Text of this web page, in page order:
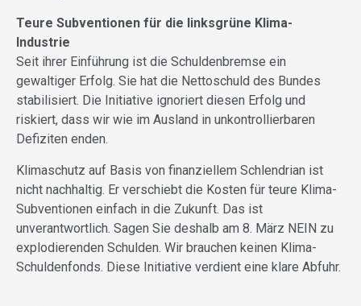
Teure Subventionen für die linksgrüne Klima-
Industrie
Seit ihrer Einführung ist die Schuldenbremse ein
gewaltiger Erfolg. Sie hat die Nettoschuld des Bundes
stabilisiert. Die Initiative ignoriert diesen Erfolg und
riskiert, dass wir wie im Ausland in unkontrollierbaren
Defiziten enden.
Klimaschutz auf Basis von finanziellem Schlendrian ist
nicht nachhaltig. Er verschiebt die Kosten für teure Klima-
Subventionen einfach in die Zukunft. Das ist
unverantwortlich. Sagen Sie deshalb am 8. März NEIN zu
explodierenden Schulden. Wir brauchen keinen Klima-
Schuldenfonds. Diese Initiative verdient eine klare Abfuhr.